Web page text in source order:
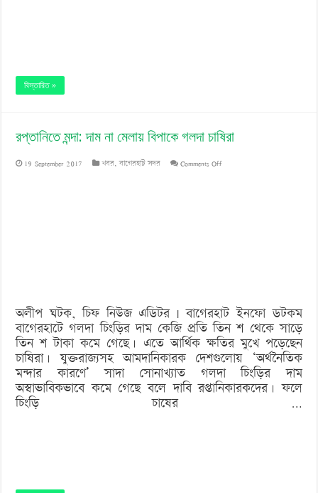
বিস্তারিত »
রপ্তানিতে মন্দা: দাম না মেলায় বিপাকে গলদা চাষিরা
19 September 2017 খবর,বাগেরহাট সদর Comments Offon
গলদা
চাষিরা
অলীপ ঘটক, চিফ নিউজ এডিটর | বাগেরহাট ইনফো ডটকম
বাগেরহাটে গলদা চিংড়ির দাম কেজি প্রতি তিন শ থেকে সাড়ে
তিন শ টাকা কমে গেছে। এতে আর্থিক ক্ষতির মুখে পড়েছেন
চাষিরা। যুক্তরাজ্যসহ আমদানিকারক দেশগুলোয় ‘অর্থনৈতিক
মন্দার কারণে’ সাদা সোনাখ্যাত গলদা চিংড়ির দাম
অস্বাভাবিকভাবে কমে গেছে বলে দাবি রপ্তানিকারকদের। ফলে
চিংড়ি চাষের …